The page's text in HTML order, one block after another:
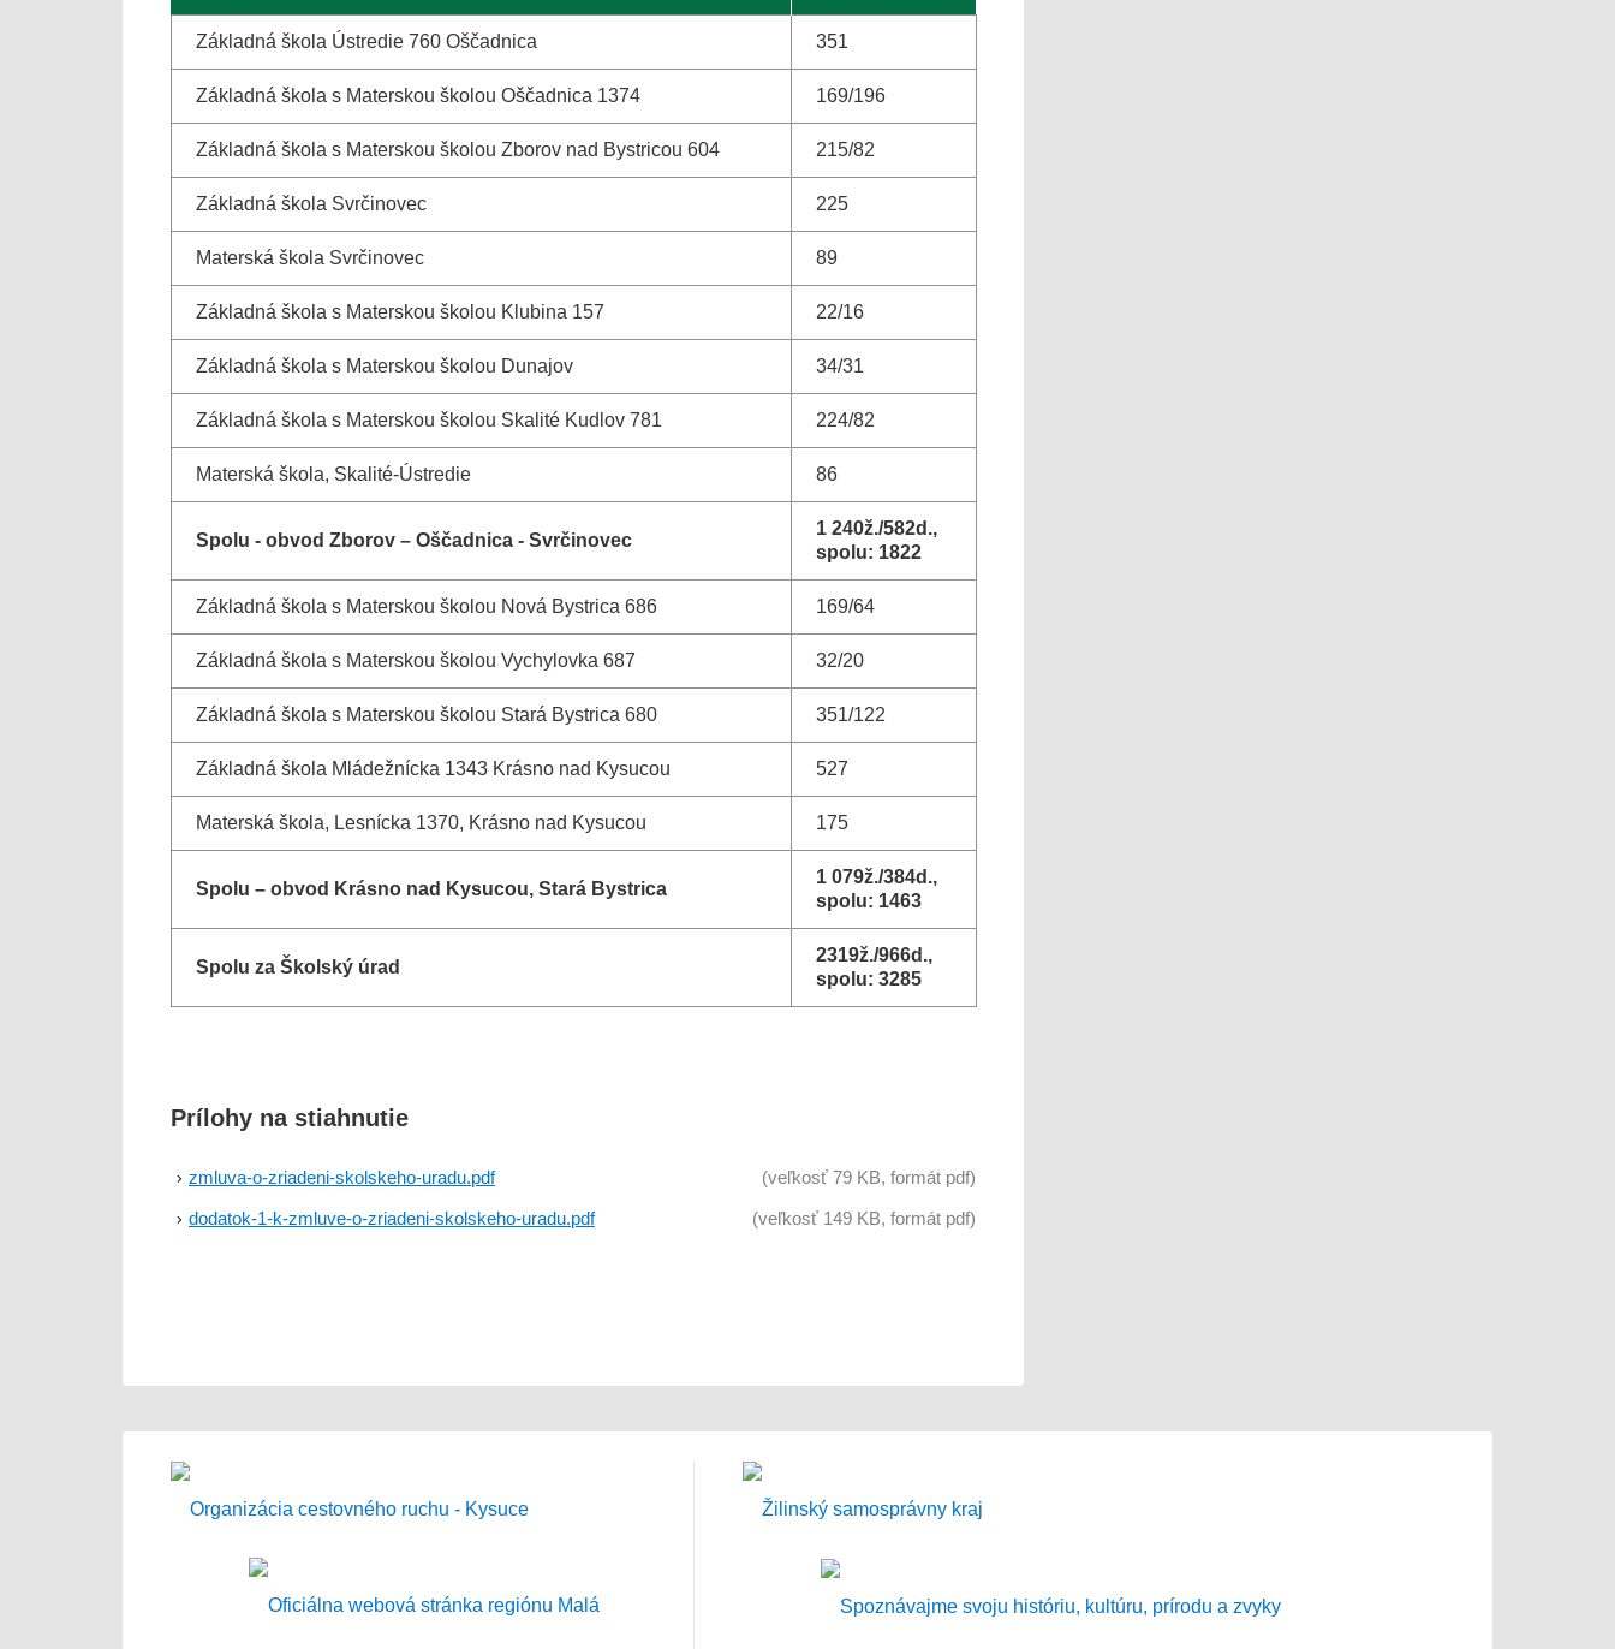
Základná škola Ústredie 760 Oščadnica 351
Základná škola s Materskou školou Oščadnica 1374 169/196
Základná škola s Materskou školou Zborov nad Bystricou 604 215/82
Základná škola Svrčinovec 225
Materská škola Svrčinovec 89
Základná škola s Materskou školou Klubina 157 22/16
Základná škola s Materskou školou Dunajov 34/31
Základná škola s Materskou školou Skalité Kudlov 781 224/82
Materská škola, Skalité-Ústredie 86
Spolu - obvod Zborov – Oščadnica - Svrčinovec
1 240ž./582d.,
spolu: 1822
Základná škola s Materskou školou Nová Bystrica 686 169/64
Základná škola s Materskou školou Vychylovka 687 32/20
Základná škola s Materskou školou Stará Bystrica 680 351/122
Základná škola Mládežnícka 1343 Krásno nad Kysucou 527
Materská škola, Lesnícka 1370, Krásno nad Kysucou 175
Spolu – obvod Krásno nad Kysucou, Stará Bystrica
1 079ž./384d.,
spolu: 1463
Spolu za Školský úrad
2319ž./966d.,
spolu: 3285
Prílohy na stiahnutie
zmluva-o-zriadeni-skolskeho-uradu.pdf
(veľkosť 79 KB, formát pdf)
dodatok-1-k-zmluve-o-zriadeni-skolskeho-uradu.pdf
(veľkosť 149 KB, formát pdf)